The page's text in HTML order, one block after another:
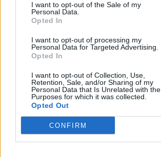
I want to opt-out of the Sale of my
Personal Data.
Opted In
I want to opt-out of processing my
Personal Data for Targeted Advertising.
Opted In
I want to opt-out of Collection, Use,
Retention, Sale, and/or Sharing of my
Personal Data that Is Unrelated with the
Purposes for which it was collected.
Opted Out
CONFIRM